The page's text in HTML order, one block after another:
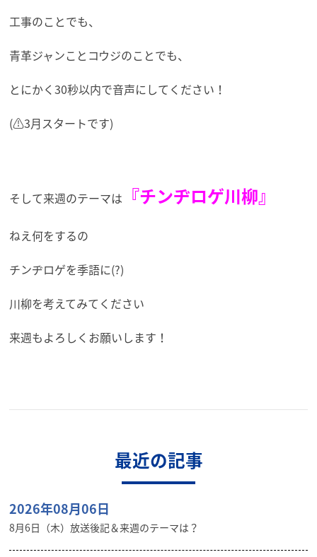
工事のことでも、
青革ジャンことコウジのことでも、
とにかく30秒以内で音声にしてください！
(⚠️3月スタートです)
そして来週のテーマは 『チンヂロゲ川柳』
ねえ何をするの
チンヂロゲを季語に(?)
川柳を考えてみてください
来週もよろしくお願いします！
最近の記事
2026年08月06日
8月6日（木）放送後記＆来週のテーマは？